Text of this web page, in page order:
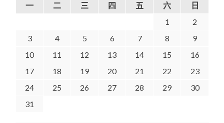
一 二 三 四 五 六
日
1
2
3
4 5 6 7 8
9
10
11 12 13 14 15
16
17
18 19 20 21 22
23
24
25 26 27 28 29
30
31